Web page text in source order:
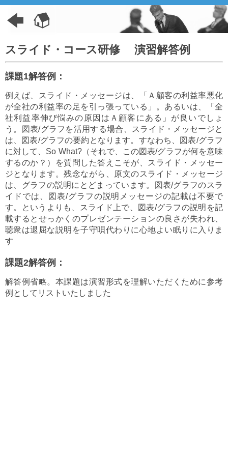
スライド・コース研修 演習解答例
課題1解答例：
例えば、スライド・メッセージは、「Ａ顧客の利益率悪化
が全社の利益率の足を引っ張っている」。あるいは、「全
社利益率伸び悩みの原因はＡ顧客にある」が良いでしょ
う。図表/グラフを活用する場合、スライド・メッセージと
は、図表/グラフの要約となります。すなわち、図表/グラフ
に対して、So What?（それで、この図表/グラフが何を意味
するのか？）を質問した答えこそが、スライド・メッセー
ジとなります。残念ながら、原文のスライド・メッセージ
は、グラフの説明にとどまっています。図表/グラフのスラ
イドでは、図表/グラフの説明メッセージの記載は不要で
す。というよりも、スライド上で、図表/グラフの説明を記
載するとせっかくのプレゼンテーションの良さが失われ、
聴衆は退屈な説明を子守唄代わりに心地よい眠りに入りま
す
課題2解答例：
解答例省略。本課題は演習形式を理解いただくために参考
例としてリストいたしました